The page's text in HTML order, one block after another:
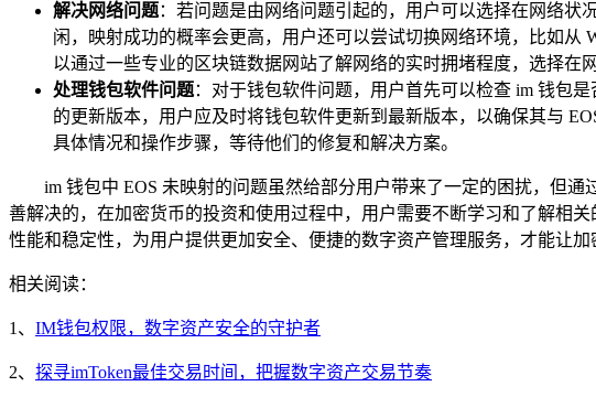
解决网络问题：若问题是由网络问题引起的，用户可以选择在网络状
闲，映射成功的概率会更高，用户还可以尝试切换网络环境，比如
以通过一些专业的区块链数据网站了解网络的实时拥堵程度，选择在
处理钱包软件问题：对于钱包软件问题，用户首先可以检查 im 钱包
的更新版本，用户应及时将钱包软件更新到最新版本，以确保其与
具体情况和操作步骤，等待他们的修复和解决方案。
im 钱包中 EOS 未映射的问题虽然给部分用户带来了一定的困扰，但
善解决的，在加密货币的投资和使用过程中，用户需要不断学习和了解相
性能和稳定性，为用户提供更加安全、便捷的数字资产管理服务，才能让
相关阅读：
1、 IM钱包权限，数字资产安全的守护者
2、 探寻imToken最佳交易时间，把握数字资产交易节奏